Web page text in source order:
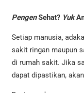
PengenSehat? Yuk
Setiap manusia,
sakit ringan maupun
di rumah sakit. Jika
dapat dipastikan,